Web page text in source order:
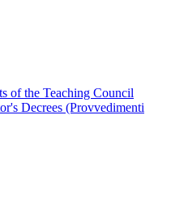
of the Teaching Council
Decrees (Provvedimenti